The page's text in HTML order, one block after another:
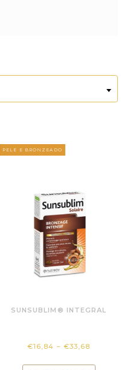
PELE E BRONZEADO
SUNSUBLIM® INTEGRAL
€16,84 – €33,68